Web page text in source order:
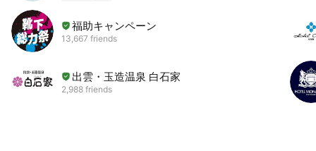
福助キャンペーン
13,667 friends
出雲・玉造温泉 白石家
2,988 friends